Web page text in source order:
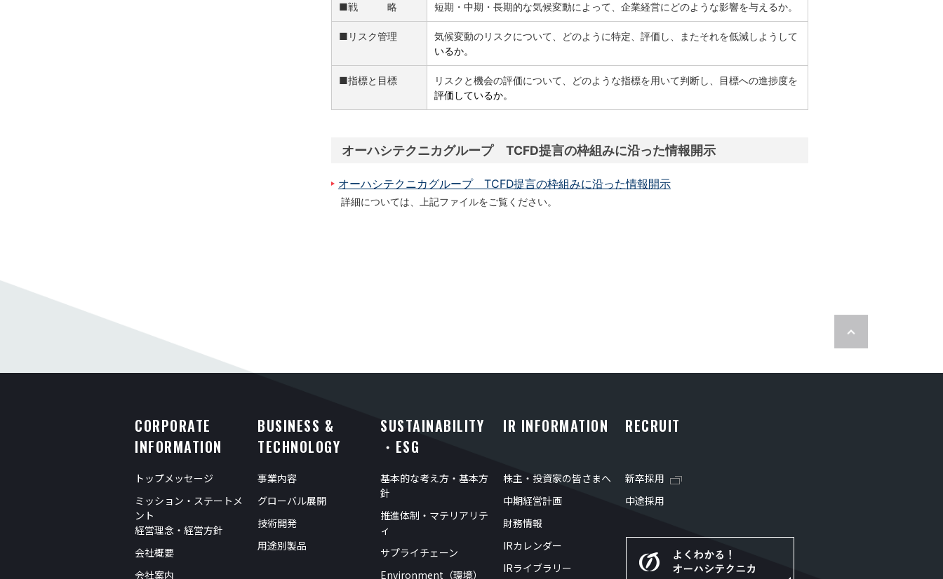
■戦 略 短期・中期・長期的な気候変動によって、企業経営にどのような影響を与えるか。
■リスク管理
気候変動のリスクについて、どのように特定、評価し、またそれを低減しようして
いるか。
■指標と目標
リスクと機会の評価について、どのような指標を用いて判断し、目標への進捗度を
評価しているか。
オーハシテクニカグループ TCFD提言の枠組みに沿った情報開示
オーハシテクニカグループ TCFD提言の枠組みに沿った情報開示
詳細については、上記ファイルをご覧ください。
CORPORATE
INFORMATION
トップメッセージ
ミッション・ステートメ
ント
経営理念・経営方針
会社概要
会社案内
BUSINESS &
TECHNOLOGY
事業内容
グローバル展開
技術開発
用途別製品
SUSTAINABILITY
・ESG
基本的な考え方・基本方
針
推進体制・マテリアリテ
ィ
サプライチェーン
Environment（環境）
IR INFORMATION
株主・投資家の皆さまへ
中期経営計画
財務情報
IRカレンダー
IRライブラリー
RECRUIT
新卒採用
中途採用